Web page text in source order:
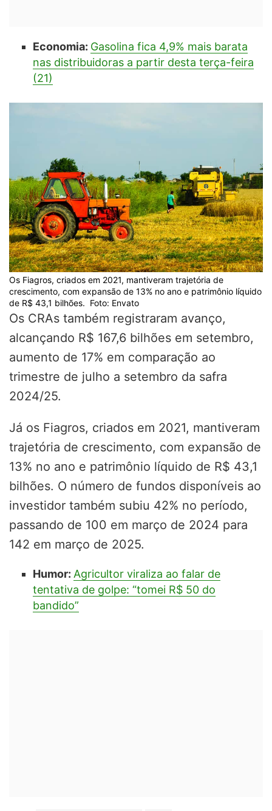
Economia: Gasolina fica 4,9% mais barata
nas distribuidoras a partir desta terça-feira
(21)
Os Fiagros, criados em 2021, mantiveram trajetória de
crescimento, com expansão de 13% no ano e patrimônio líquido
de R$ 43,1 bilhões. Foto: Envato
Os CRAs também registraram avanço,
alcançando R$ 167,6 bilhões em setembro,
aumento de 17% em comparação ao
trimestre de julho a setembro da safra
2024/25.
Já os Fiagros, criados em 2021, mantiveram
trajetória de crescimento, com expansão de
13% no ano e patrimônio líquido de R$ 43,1
bilhões. O número de fundos disponíveis ao
investidor também subiu 42% no período,
passando de 100 em março de 2024 para
142 em março de 2025.
Humor: Agricultor viraliza ao falar de
tentativa de golpe: “tomei R$ 50 do
bandido”